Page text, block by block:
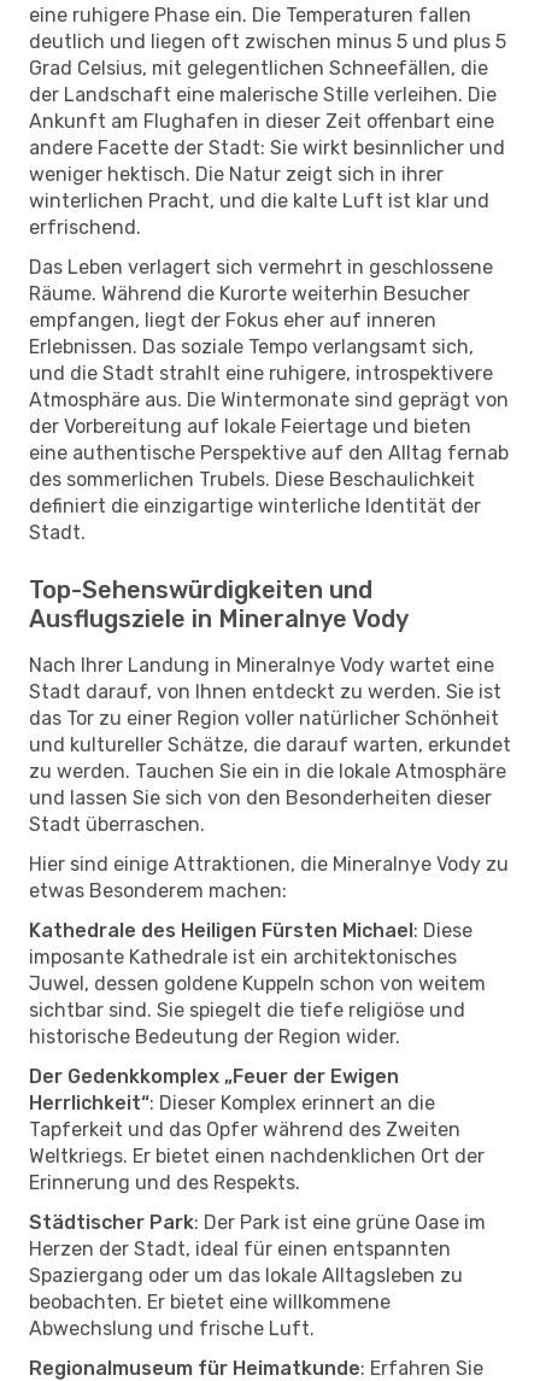
eine ruhigere Phase ein. Die Temperaturen fallen
deutlich und liegen oft zwischen minus 5 und plus 5
Grad Celsius, mit gelegentlichen Schneefällen, die
der Landschaft eine malerische Stille verleihen. Die
Ankunft am Flughafen in dieser Zeit offenbart eine
andere Facette der Stadt: Sie wirkt besinnlicher und
weniger hektisch. Die Natur zeigt sich in ihrer
winterlichen Pracht, und die kalte Luft ist klar und
erfrischend.
Das Leben verlagert sich vermehrt in geschlossene
Räume. Während die Kurorte weiterhin Besucher
empfangen, liegt der Fokus eher auf inneren
Erlebnissen. Das soziale Tempo verlangsamt sich,
und die Stadt strahlt eine ruhigere, introspektivere
Atmosphäre aus. Die Wintermonate sind geprägt von
der Vorbereitung auf lokale Feiertage und bieten
eine authentische Perspektive auf den Alltag fernab
des sommerlichen Trubels. Diese Beschaulichkeit
definiert die einzigartige winterliche Identität der
Stadt.
Top-Sehenswürdigkeiten und
Ausflugsziele in Mineralnye Vody
Nach Ihrer Landung in Mineralnye Vody wartet eine
Stadt darauf, von Ihnen entdeckt zu werden. Sie ist
das Tor zu einer Region voller natürlicher Schönheit
und kultureller Schätze, die darauf warten, erkundet
zu werden. Tauchen Sie ein in die lokale Atmosphäre
und lassen Sie sich von den Besonderheiten dieser
Stadt überraschen.
Hier sind einige Attraktionen, die Mineralnye Vody zu
etwas Besonderem machen:
Kathedrale des Heiligen Fürsten Michael: Diese
imposante Kathedrale ist ein architektonisches
Juwel, dessen goldene Kuppeln schon von weitem
sichtbar sind. Sie spiegelt die tiefe religiöse und
historische Bedeutung der Region wider.
Der Gedenkkomplex „Feuer der Ewigen
Herrlichkeit“: Dieser Komplex erinnert an die
Tapferkeit und das Opfer während des Zweiten
Weltkriegs. Er bietet einen nachdenklichen Ort der
Erinnerung und des Respekts.
Städtischer Park: Der Park ist eine grüne Oase im
Herzen der Stadt, ideal für einen entspannten
Spaziergang oder um das lokale Alltagsleben zu
beobachten. Er bietet eine willkommene
Abwechslung und frische Luft.
Regionalmuseum für Heimatkunde: Erfahren Sie